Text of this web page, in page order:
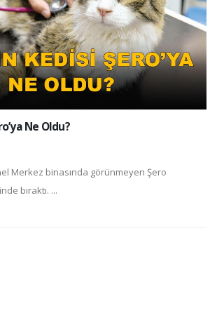
Ne Oldu?
Merkez binasında görünmeyen Şero
bıraktı. ...